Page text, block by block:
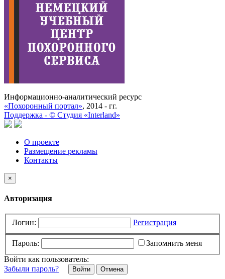
Информационно-аналитический ресурс
«Похоронный портал», 2014 - гг.
Поддержка - © Cтудия «Interland»
О проекте
Размещение рекламы
Контакты
×
Авторизация
Логин: Регистрация
Пароль:
Запомнить меня
Войти как пользователь:
Забыли пароль?
Отмена